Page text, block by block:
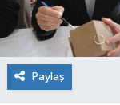
Paylaş